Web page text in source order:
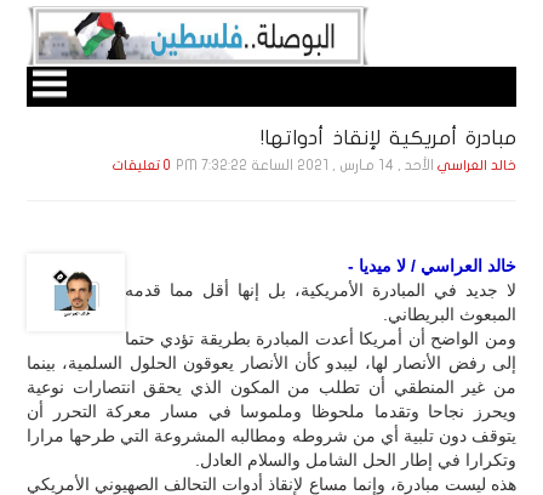
مبادرة أمريكية لإنقاذ أدواتها!
خالد العراسي الأحد , 14 مـارس , 2021 الساعة 7:32:22 PM 0 تعليقات
خالد العراسي / لا ميديا -
لا جديد في المبادرة الأمريكية، بل إنها أقل مما قدمه
المبعوث البريطاني.
ومن الواضح أن أمريكا أعدت المبادرة بطريقة تؤدي حتما
إلى رفض الأنصار لها، ليبدو كأن الأنصار يعوقون الحلول السلمية، بينما
من غير المنطقي أن تطلب من المكون الذي يحقق انتصارات نوعية
ويحرز نجاحا وتقدما ملحوظا وملموسا في مسار معركة التحرر أن
يتوقف دون تلبية أي من شروطه ومطالبه المشروعة التي طرحها مرارا
وتكرارا في إطار الحل الشامل والسلام العادل.
هذه ليست مبادرة، وإنما مساع لإنقاذ أدوات التحالف الصهيوني الأمريكي